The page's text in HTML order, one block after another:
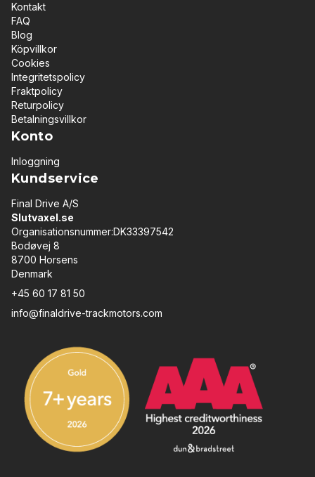
Kontakt
FAQ
Blog
Köpvillkor
Cookies
Integritetspolicy
Fraktpolicy
Returpolicy
Betalningsvillkor
Konto
Inloggning
Kundservice
Final Drive A/S
Slutvaxel.se
Organisationsnummer:DK33397542
Bodøvej 8
8700 Horsens
Denmark
+45 60 17 81 50
info@finaldrive-trackmotors.com